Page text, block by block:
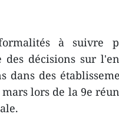
à suivre
décisions sur
dans des
lors de la 9e